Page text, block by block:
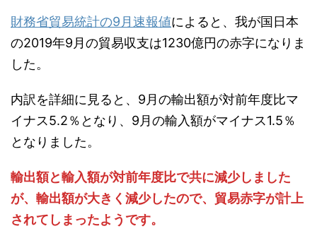
財務省貿易統計の9月速報値によると、我が国日本
の2019年9月の貿易収支は1230億円の赤字になりま
した。
内訳を詳細に見ると、9月の輸出額が対前年度比マ
イナス5.2％となり、9月の輸入額がマイナス1.5％
となりました。
輸出額と輸入額が対前年度比で共に減少しました
が、輸出額が大きく減少したので、貿易赤字が計上
されてしまったようです。